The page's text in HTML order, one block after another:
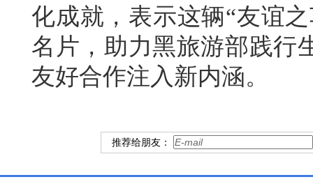
化成就，表示这辆“友谊
名片，助力黑旅游部践行
友好合作注入新内涵。
推荐给朋友：